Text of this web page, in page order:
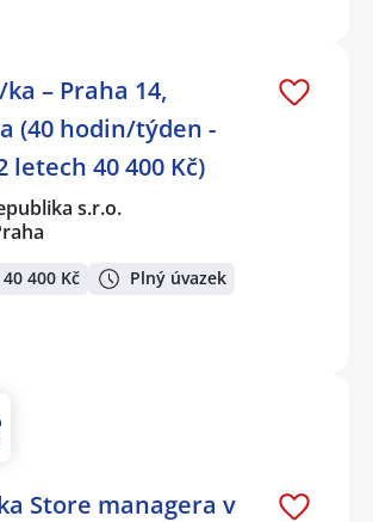
– Praha 14,
(40 hodin/týden -
letech 40 400 Kč)
s.r.o.
400 Kč Plný úvazek
Store managera v